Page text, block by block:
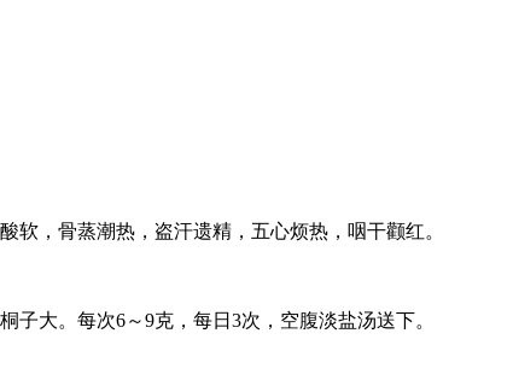
软，骨蒸潮热，盗汗遗精，五心烦热，咽干颧红。
子大。每次6～9克，每日3次，空腹淡盐汤送下。